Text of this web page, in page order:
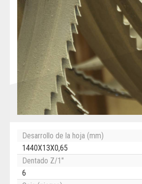
Desarrollo de la hoja (mm)
1440X13X0,65
Dentado Z/1"
6